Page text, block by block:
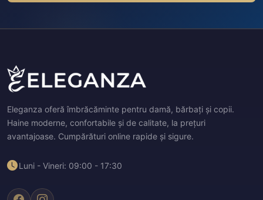
Eleganza oferă îmbrăcăminte pentru damă, bărbați și copii.
Haine moderne, confortabile și de calitate, la prețuri
avantajoase. Cumpărături online rapide și sigure.
Luni - Vineri: 09:00 - 17:30